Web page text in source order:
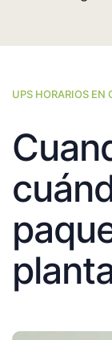
UPS HORARIOS EN